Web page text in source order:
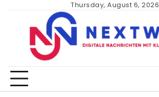
content
Thursday, August 6, 2026